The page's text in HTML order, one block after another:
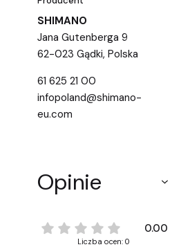
SHIMANO
Jana Gutenberga 9
62-023 Gądki, Polska
61 625 21 00
infopoland@shimano-
eu.com
Opinie
0.00
Liczba ocen: 0